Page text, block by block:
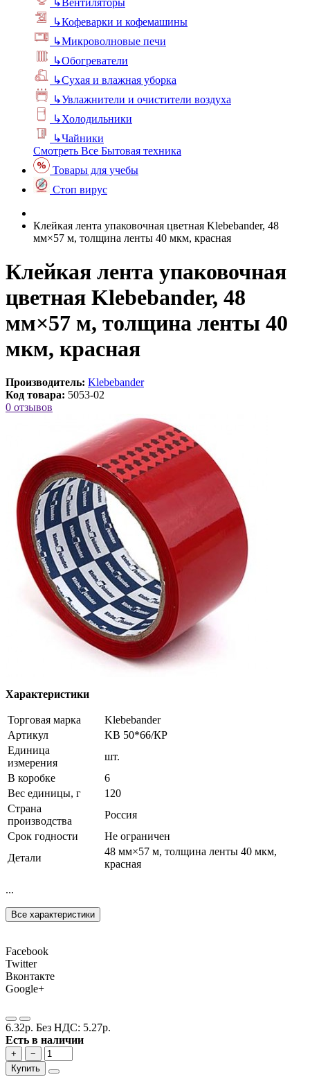
↳Кофеварки и кофемашины
↳Микроволновые печи
↳Обогреватели
↳Сухая и влажная уборка
↳Увлажнители и очистители воздуха
↳Холодильники
↳Чайники
Смотреть Все Бытовая техника
Товары для учебы
Стоп вирус
Клейкая лента упаковочная цветная Klebebander, 48
мм×57 м, толщина ленты 40 мкм, красная
Клейкая лента упаковочная
цветная Klebebander, 48
мм×57 м, толщина ленты 40
мкм, красная
Производитель: Klebebander
Код товара: 5053-02
0 отзывов
Характеристики
Торговая марка
Klebebander
Артикул
KB 50*66/КР
Единица
измерения
шт.
В коробке
6
Вес единицы, г
120
Страна
производства
Россия
Срок годности
Не ограничен
Детали
48 мм×57 м, толщина ленты 40 мкм,
красная
...
Все характеристики
Facebook
Twitter
Вконтакте
Google+
6.32р. Без НДС: 5.27р.
Есть в наличии
+
−
Купить